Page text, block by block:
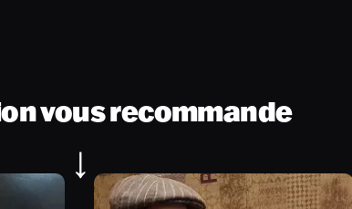
vous recommande